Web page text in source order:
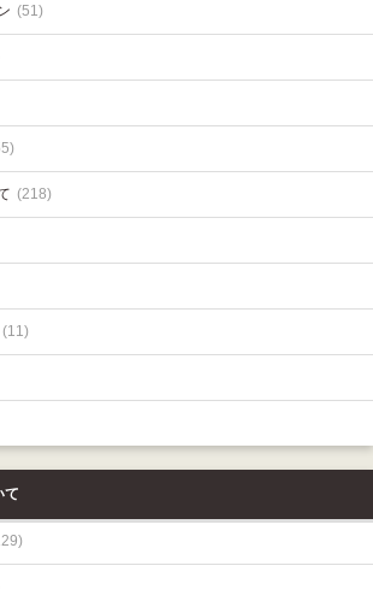
(51)
(218)
(11)
て